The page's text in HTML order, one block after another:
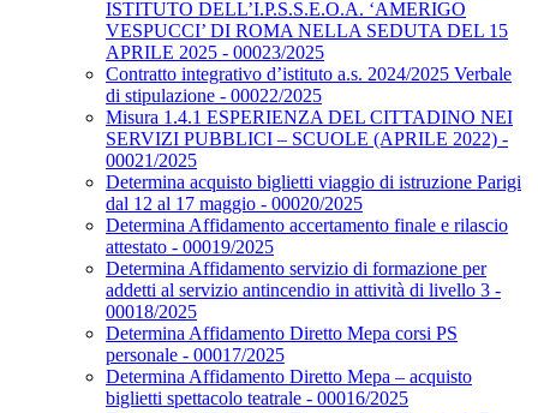
ISTITUTO DELL’I.P.S.S.E.O.A. ‘AMERIGO
VESPUCCI’ DI ROMA NELLA SEDUTA DEL 15
APRILE 2025 - 00023/2025
Contratto integrativo d’istituto a.s. 2024/2025 Verbale
di stipulazione - 00022/2025
Misura 1.4.1 ESPERIENZA DEL CITTADINO NEI
SERVIZI PUBBLICI – SCUOLE (APRILE 2022) -
00021/2025
Determina acquisto biglietti viaggio di istruzione Parigi
dal 12 al 17 maggio - 00020/2025
Determina Affidamento accertamento finale e rilascio
attestato - 00019/2025
Determina Affidamento servizio di formazione per
addetti al servizio antincendio in attività di livello 3 -
00018/2025
Determina Affidamento Diretto Mepa corsi PS
personale - 00017/2025
Determina Affidamento Diretto Mepa – acquisto
biglietti spettacolo teatrale - 00016/2025